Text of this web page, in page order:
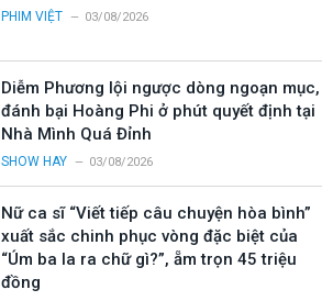
PHIM VIỆT 03/08/2026
Diễm Phương lội ngược dòng ngoạn mục,
đánh bại Hoàng Phi ở phút quyết định tại
Nhà Mình Quá Đỉnh
SHOW HAY 03/08/2026
Nữ ca sĩ “Viết tiếp câu chuyện hòa bình”
xuất sắc chinh phục vòng đặc biệt của
“Úm ba la ra chữ gì?”, ẵm trọn 45 triệu
đồng